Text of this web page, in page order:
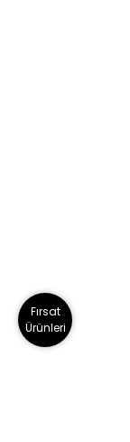
Fırsat
Ürünleri